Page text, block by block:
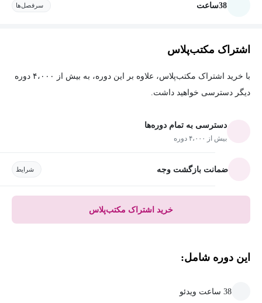
38ساعت سرفصل‌ها
اشتراک مکتب‌پلاس
با خرید اشتراک مکتب‌پلاس، علاوه بر این دوره، به بیش از ۴،۰۰۰ دوره
دیگر دسترسی خواهید داشت.
دسترسی به تمام دوره‌ها
بیش از ۴،۰۰۰ دوره
ضمانت بازگشت وجه شرایط
خرید اشتراک مکتب‌پلاس
این دوره شامل:
38 ساعت ویدئو